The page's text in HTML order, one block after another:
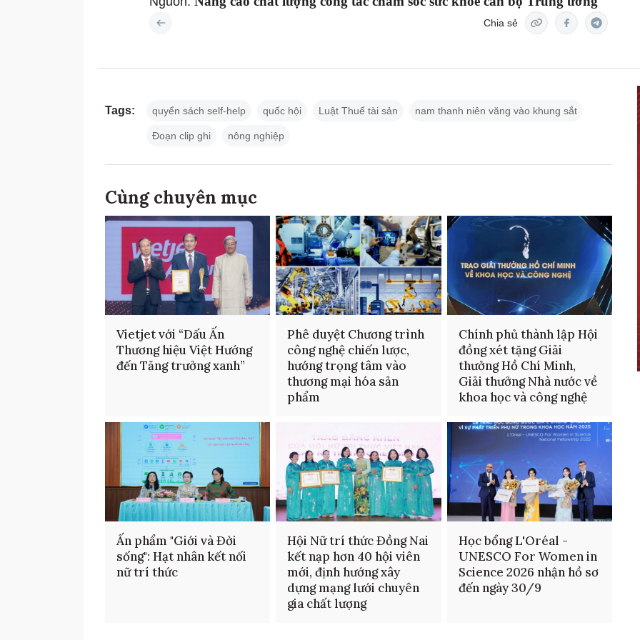
Chia sẻ
Tags: quyển sách self-help quốc hội Luật Thuế tài sản nam thanh niên văng vào khung sắt
Đoạn clip ghi nông nghiệp
Cùng chuyên mục
Vietjet với “Dấu Ấn
Thương hiệu Việt Hướng
đến Tăng trưởng xanh”
Phê duyệt Chương trình
công nghệ chiến lược,
hướng trọng tâm vào
thương mại hóa sản
phẩm
Chính phủ thành lập Hội
đồng xét tặng Giải
thưởng Hồ Chí Minh,
Giải thưởng Nhà nước về
khoa học và công nghệ
Ấn phẩm "Giới và Đời
sống": Hạt nhân kết nối
nữ trí thức
Hội Nữ trí thức Đồng Nai
kết nạp hơn 40 hội viên
mới, định hướng xây
dựng mạng lưới chuyên
gia chất lượng
Học bổng L'Oréal -
UNESCO For Women in
Science 2026 nhận hồ sơ
đến ngày 30/9